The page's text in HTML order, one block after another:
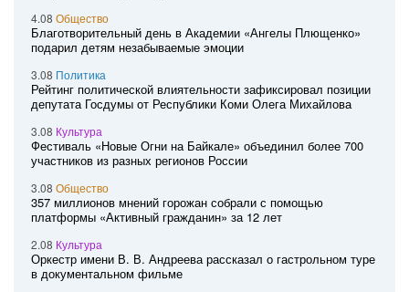
4.08 Общество
Благотворительный день в Академии «Ангелы Плющенко»
подарил детям незабываемые эмоции
3.08 Политика
Рейтинг политической влиятельности зафиксировал позиции
депутата Госдумы от Республики Коми Олега Михайлова
3.08 Культура
Фестиваль «Новые Огни на Байкале» объединил более 700
участников из разных регионов России
3.08 Общество
357 миллионов мнений горожан собрали с помощью
платформы «Активный гражданин» за 12 лет
2.08 Культура
Оркестр имени В. В. Андреева рассказал о гастрольном туре
в документальном фильме